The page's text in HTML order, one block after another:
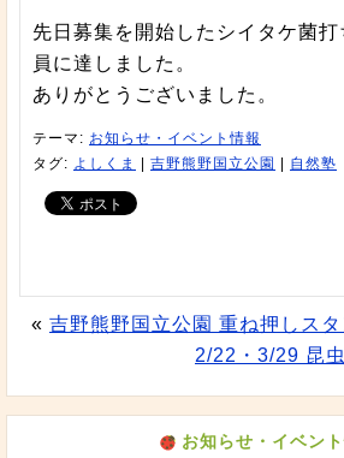
先日募集を開始したシイタケ菌
員に達しました。
ありがとうございました。
テーマ: お知らせ・イベント情報
タグ: よしくま 吉野熊野国立公園 自然塾
« 吉野熊野国立公園 重ね押しスタ
2/22・3/29 昆
お知らせ・イベン